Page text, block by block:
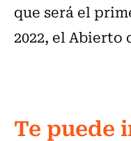
que será el
2022, el Abierto
Te puede